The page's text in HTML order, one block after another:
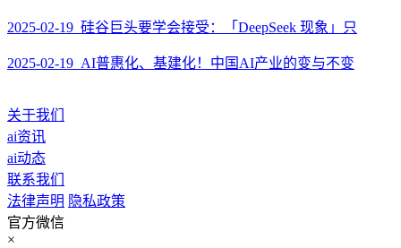
2025-02-19 硅谷巨头要学会接受：「DeepSeek 现象」只
2025-02-19 AI普惠化、基建化！中国AI产业的变与不变
关于我们
ai资讯
ai动态
联系我们
法律声明 隐私政策
官方微信
×